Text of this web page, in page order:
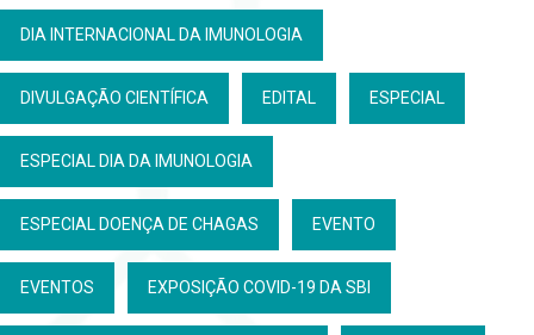
DIA INTERNACIONAL DA IMUNOLOGIA
DIVULGAÇÃO CIENTÍFICA EDITAL ESPECIAL
ESPECIAL DIA DA IMUNOLOGIA
ESPECIAL DOENÇA DE CHAGAS EVENTO
EVENTOS EXPOSIÇÃO COVID-19 DA SBI